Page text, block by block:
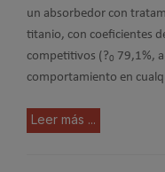
un absorbedor con
titanio, con coeficientes
competitivos (?0 79,1%, a
comportamiento en
Leer más ...